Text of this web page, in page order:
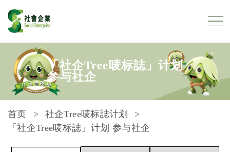
跳到内容
「社企Tree唛标誌」计划
参与社企
首页
社企Tree唛标誌计划
「社企Tree唛标誌」计划 参与社企